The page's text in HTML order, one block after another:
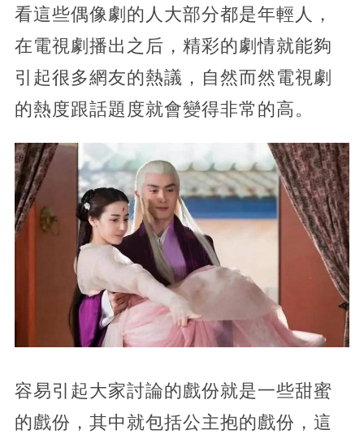
看這些偶像劇的人大部分都是年輕人，
在電視劇播出之后，精彩的劇情就能夠
引起很多網友的熱議，自然而然電視劇
的熱度跟話題度就會變得非常的高。
容易引起大家討論的戲份就是一些甜蜜
的戲份，其中就包括公主抱的戲份，這